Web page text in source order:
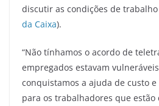
discutir as condições de trabalho
da Caixa).
“Não tínhamos o acordo de
empregados estavam
conquistamos a ajuda de custo
para os trabalhadores que